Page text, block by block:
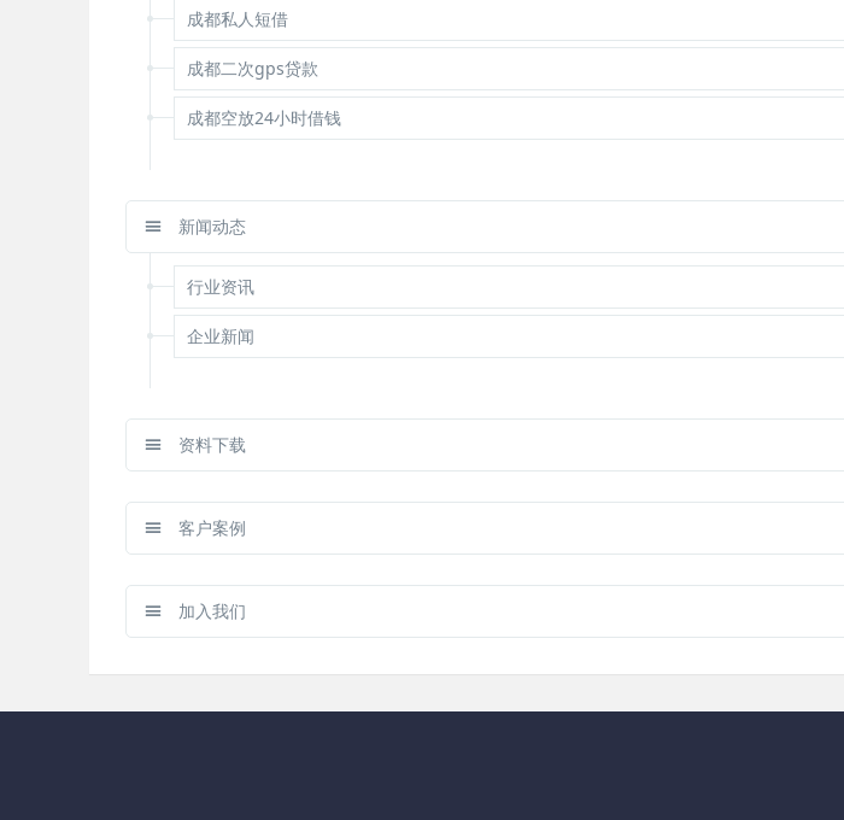
成都私人短借
成都二次gps贷款
成都空放24小时借钱
新闻动态
行业资讯
企业新闻
资料下载
客户案例
加入我们